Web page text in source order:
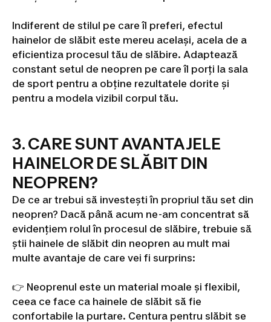
Indiferent de stilul pe care îl preferi, efectul
hainelor de slăbit este mereu același, acela de a
eficientiza procesul tău de slăbire. Adaptează
constant setul de neopren pe care îl porți la sala
de sport pentru a obține rezultatele dorite și
pentru a modela vizibil corpul tău.
3. CARE SUNT AVANTAJELE
HAINELOR DE SLĂBIT DIN
NEOPREN?
De ce ar trebui să investești în propriul tău set din
neopren? Dacă până acum ne-am concentrat să
evidențiem rolul în procesul de slăbire, trebuie să
știi hainele de slăbit din neopren au mult mai
multe avantaje de care vei fi surprins:
👉 Neoprenul este un material moale și flexibil,
ceea ce face ca hainele de slăbit să fie
confortabile la purtare. Centura pentru slăbit se